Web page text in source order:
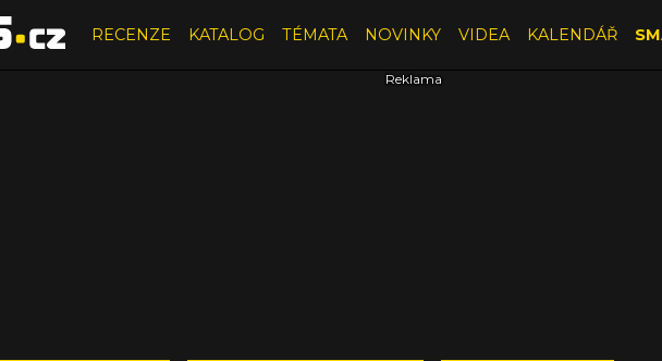
RECENZE KATALOG TÉMATA NOVINKY VIDEA KALENDÁŘ